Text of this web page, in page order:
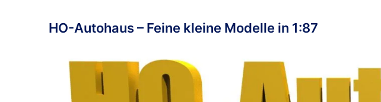
HO-Autohaus – Feine kleine Modelle in 1:87